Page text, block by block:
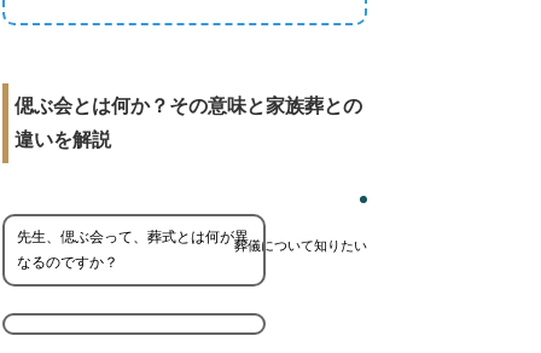
偲ぶ会とは何か？その意味と家族葬との
違いを解説
葬儀について知りたい
先生、偲ぶ会って、葬式とは何が異
なるのですか？